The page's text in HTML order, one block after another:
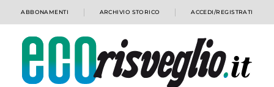
ABBONAMENTI ARCHIVIO STORICO ACCEDI/REGISTRATI